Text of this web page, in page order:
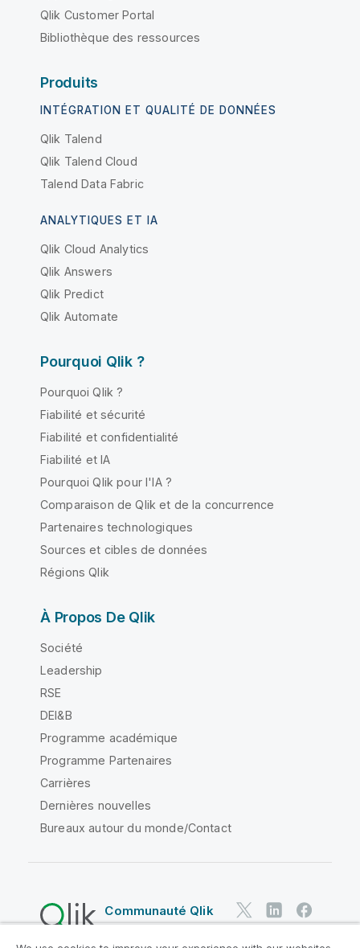
Qlik Customer Portal
Bibliothèque des ressources
Produits
INTÉGRATION ET QUALITÉ DE DONNÉES
Qlik Talend
Qlik Talend Cloud
Talend Data Fabric
ANALYTIQUES ET IA
Qlik Cloud Analytics
Qlik Answers
Qlik Predict
Qlik Automate
Pourquoi Qlik ?
Pourquoi Qlik ?
Fiabilité et sécurité
Fiabilité et confidentialité
Fiabilité et IA
Pourquoi Qlik pour l'IA ?
Comparaison de Qlik et de la concurrence
Partenaires technologiques
Sources et cibles de données
Régions Qlik
À Propos De Qlik
Société
Leadership
RSE
DEI&B
Programme académique
Programme Partenaires
Carrières
Dernières nouvelles
Bureaux autour du monde/Contact
Communauté Qlik